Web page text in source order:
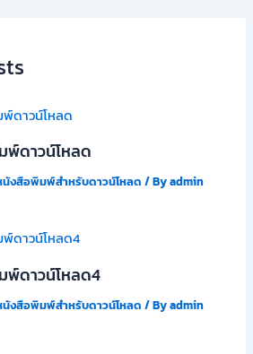
ดาวน์โหลด
นังสือพิมพ์สำหรับดาวน์โหลด / Byadmin
ดาวน์โหลด4
นังสือพิมพ์สำหรับดาวน์โหลด / Byadmin